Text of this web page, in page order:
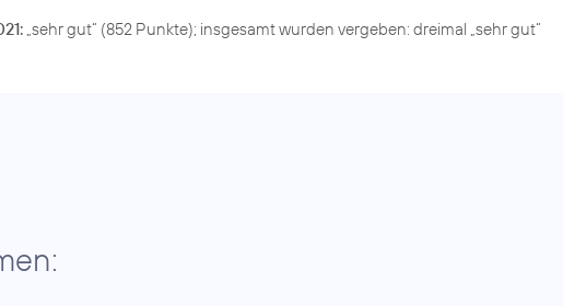
„sehr gut“ (852 Punkte); insgesamt wurden vergeben: dreimal „sehr gut“